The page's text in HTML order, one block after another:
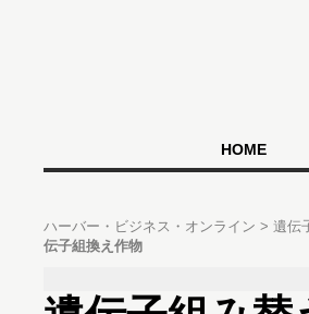
HOME
ハーバー・ビジネス・オンライン
遺伝
伝子組換え作物